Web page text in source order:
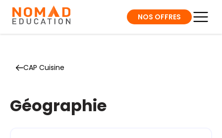
NOS OFFRES
CAP Cuisine
Géographie